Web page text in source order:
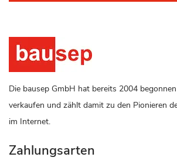
Die bausep GmbH hat bereits 2004
verkaufen und zählt damit zu den Pionieren
im Internet.
Zahlungsarten